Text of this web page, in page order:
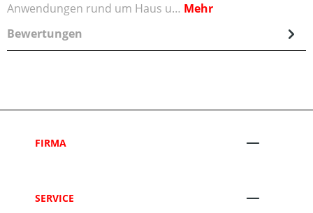
Anwendungen rund um Haus u… Mehr
Bewertungen
FIRMA
SERVICE